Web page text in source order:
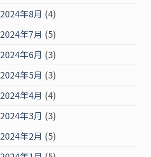
2024年8月 (4)
2024年7月 (5)
2024年6月 (3)
2024年5月 (3)
2024年4月 (4)
2024年3月 (3)
2024年2月 (5)